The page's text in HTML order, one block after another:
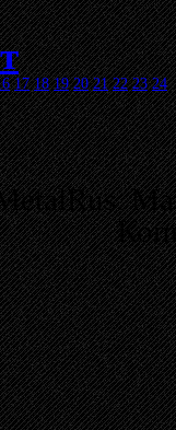
17 18 19 20 21 22 23 24